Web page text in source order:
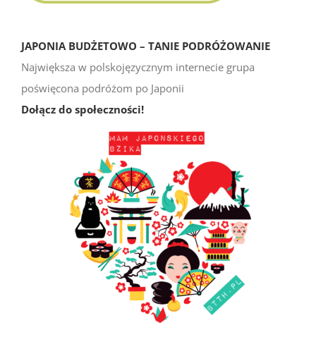
JAPONIA BUDŻETOWO – TANIE PODRÓŻOWANIE
Największa w polskojęzycznym internecie grupa
poświęcona podróżom po Japonii
Dołącz do społeczności!